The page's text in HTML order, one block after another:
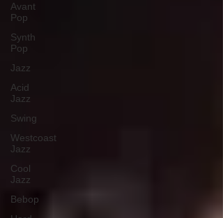
Avant
Pop
Synth
Pop
Jazz
Acid
Jazz
Swing
Westcoast
Jazz
Cool
Jazz
Bebop